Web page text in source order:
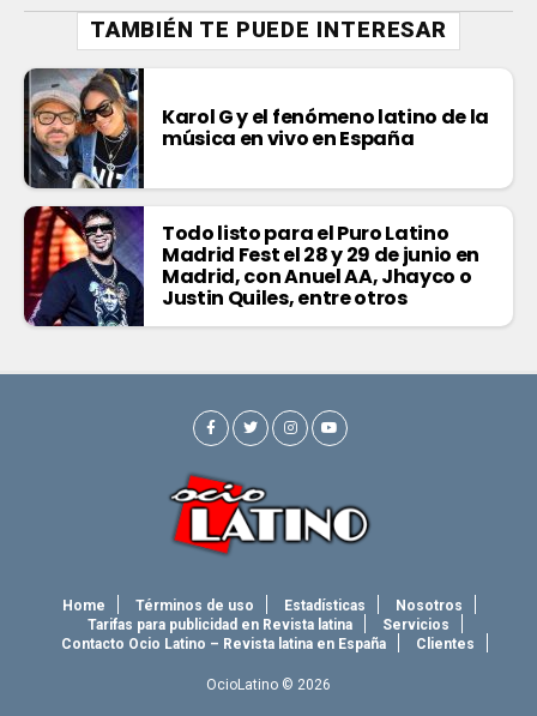
TAMBIÉN TE PUEDE INTERESAR
Karol G y el fenómeno latino de la
música en vivo en España
Todo listo para el Puro Latino
Madrid Fest el 28 y 29 de junio en
Madrid, con Anuel AA, Jhayco o
Justin Quiles, entre otros
Home Términos de uso Estadísticas
Nosotros
Tarifas para publicidad en Revista latina
Servicios
Contacto Ocio Latino – Revista latina en España
Clientes
OcioLatino © 2026